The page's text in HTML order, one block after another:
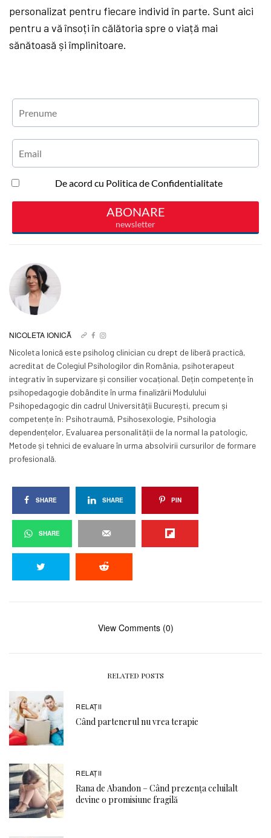
personalizat pentru fiecare individ în parte. Sunt aici
pentru a vă însoți în călătoria spre o viață mai
sănătoasă și împlinitoare.
NICOLETA IONICĂ
Nicoleta Ionică este psiholog clinician cu drept de liberă practică,
acreditat de Colegiul Psihologilor din România, psihoterapeut
integrativ în supervizare și consilier vocațional. Dețin competențe în
psihopedagogie dobândite în urma finalizării Modulului
Psihopedagogic din cadrul Universității București, precum și
competențe în: Psihotraumă, Psihosexologie, Psihologia
dependențelor, Evaluarea personalității de la normal la patologic,
Metode și tehnici de evaluare în urma absolvirii cursurilor de formare
profesională.
SHARE SHARE PIN
SHARE
View Comments (0)
RELATED POSTS
RELAŢII
Când partenerul nu vrea terapie
RELAŢII
Rana de Abandon – Când prezența celuilalt
devine o promisiune fragilă